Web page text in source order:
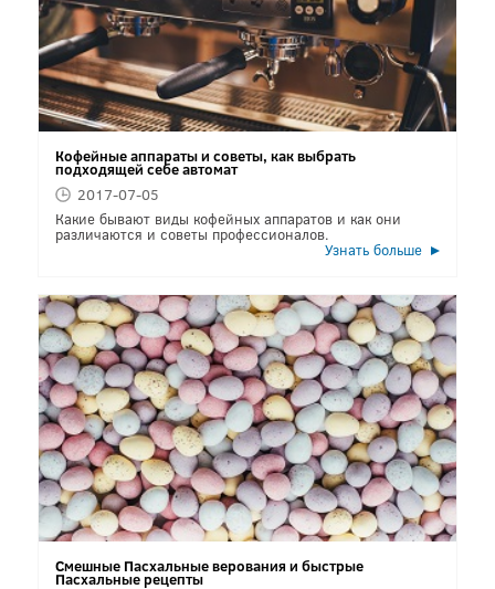
Кофейные аппараты и советы, как выбрать
подходящей себе автомат
2017-07-05
Какие бывают виды кофейных аппаратов и как они
различаются и советы профессионалов.
Узнать больше
Смешные Пасхальные верования и быстрые
Пасхальные рецепты